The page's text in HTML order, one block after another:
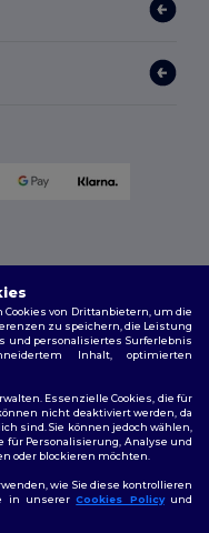
von Drittanbietern, um die
zu speichern, die Leistung
und personalisiertes Surferlebnis
Inhalt, optimierten
Essenzielle Cookies, die für
nicht deaktiviert werden, da
sind. Sie können jedoch wählen,
für Personalisierung, Analyse und
oder blockieren möchten.
wie Sie diese kontrollieren
in unsererCookies Policyund